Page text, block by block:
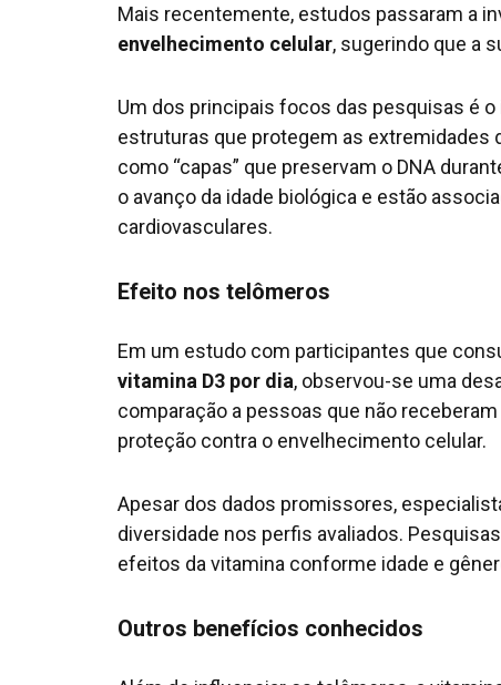
Mais recentemente, estudos passaram a
envelhecimento celular, sugerindo que a
Um dos principais focos das pesquisas é
estruturas que protegem as
como “capas” que preservam o DNA
o avanço da idade biológica e estão
cardiovasculares.
Efeito nos telômeros
Em um estudo com participantes que
vitamina D3 por dia, observou-se uma
comparação a pessoas que não
proteção contra o envelhecimento celular.
Apesar dos dados promissores,
diversidade nos perfis avaliados.
efeitos da vitamina conforme idade e
Outros benefícios conhecidos